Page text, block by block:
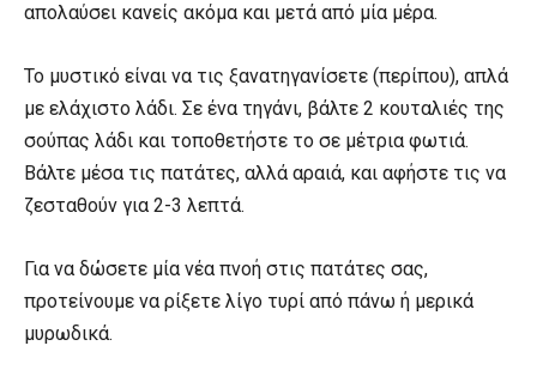
απολαύσει κανείς ακόμα και μετά από μία μέρα.
Το μυστικό είναι να τις ξανατηγανίσετε (περίπου), απλά
με ελάχιστο λάδι. Σε ένα τηγάνι, βάλτε 2 κουταλιές της
σούπας λάδι και τοποθετήστε το σε μέτρια φωτιά.
Βάλτε μέσα τις πατάτες, αλλά αραιά, και αφήστε τις να
ζεσταθούν για 2-3 λεπτά.
Για να δώσετε μία νέα πνοή στις πατάτες σας,
προτείνουμε να ρίξετε λίγο τυρί από πάνω ή μερικά
μυρωδικά.